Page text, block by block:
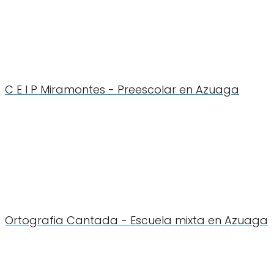
C E I P Miramontes - Preescolar en Azuaga
Ortografia Cantada - Escuela mixta en Azuaga